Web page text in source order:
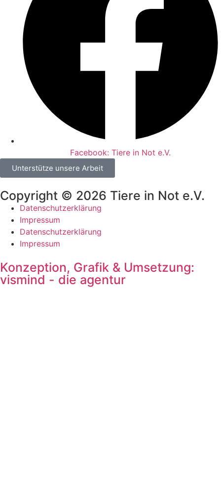
Facebook: Tiere in Not e.V.
Unterstütze unsere Arbeit
Copyright © 2026 Tiere in Not e.V.
Datenschutzerklärung
Impressum
Datenschutzerklärung
Impressum
Konzeption, Grafik & Umsetzung:
vismind - die agentur